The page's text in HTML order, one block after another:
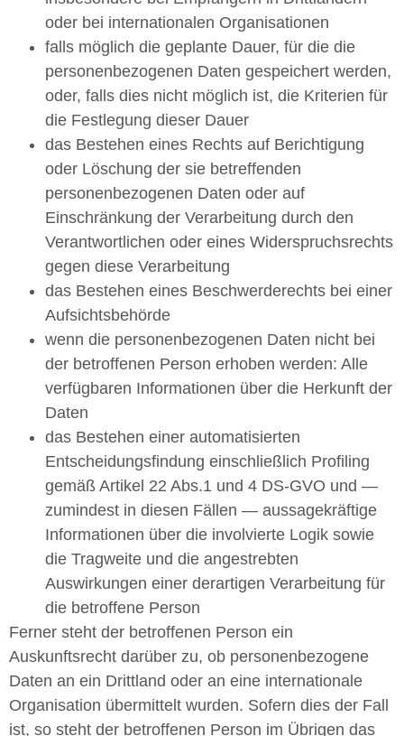
oder bei internationalen Organisationen
falls möglich die geplante Dauer, für die die
personenbezogenen Daten gespeichert werden,
oder, falls dies nicht möglich ist, die Kriterien für
die Festlegung dieser Dauer
das Bestehen eines Rechts auf Berichtigung
oder Löschung der sie betreffenden
personenbezogenen Daten oder auf
Einschränkung der Verarbeitung durch den
Verantwortlichen oder eines Widerspruchsrechts
gegen diese Verarbeitung
das Bestehen eines Beschwerderechts bei einer
Aufsichtsbehörde
wenn die personenbezogenen Daten nicht bei
der betroffenen Person erhoben werden: Alle
verfügbaren Informationen über die Herkunft der
Daten
das Bestehen einer automatisierten
Entscheidungsfindung einschließlich Profiling
gemäß Artikel 22 Abs.1 und 4 DS-GVO und —
zumindest in diesen Fällen — aussagekräftige
Informationen über die involvierte Logik sowie
die Tragweite und die angestrebten
Auswirkungen einer derartigen Verarbeitung für
die betroffene Person
Ferner steht der betroffenen Person ein
Auskunftsrecht darüber zu, ob personenbezogene
Daten an ein Drittland oder an eine internationale
Organisation übermittelt wurden. Sofern dies der Fall
ist, so steht der betroffenen Person im Übrigen das